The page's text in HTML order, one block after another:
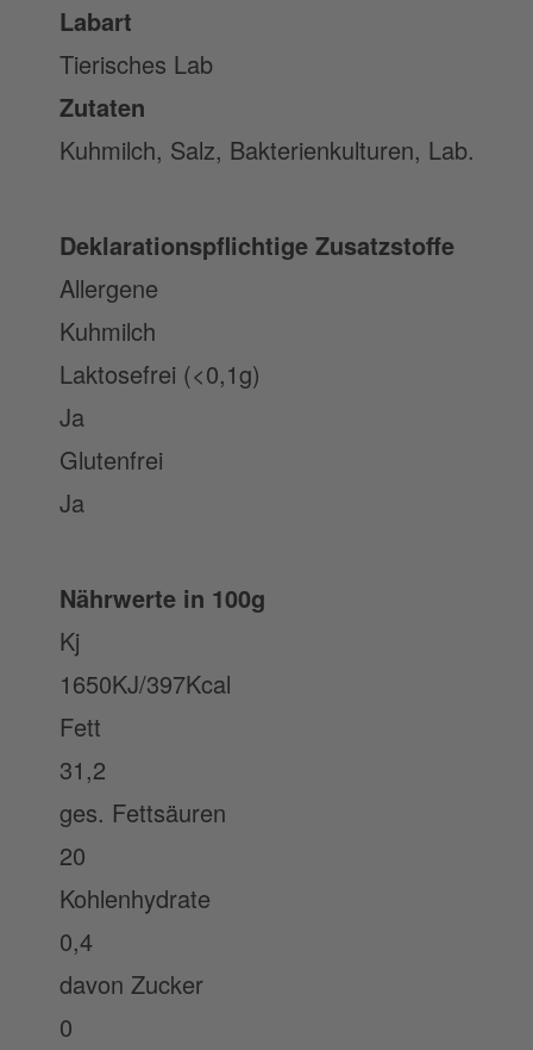
Labart
Tierisches Lab
Zutaten
Kuhmilch, Salz, Bakterienkulturen, Lab.
Deklarationspflichtige Zusatzstoffe
Allergene
Kuhmilch
Laktosefrei (<0,1g)
Ja
Glutenfrei
Ja
Nährwerte in 100g
Kj
1650KJ/397Kcal
Fett
31,2
ges. Fettsäuren
20
Kohlenhydrate
0,4
davon Zucker
0